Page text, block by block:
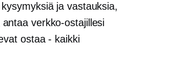
ja vastauksia,
verkko-ostajillesi
ostaa - kaikki